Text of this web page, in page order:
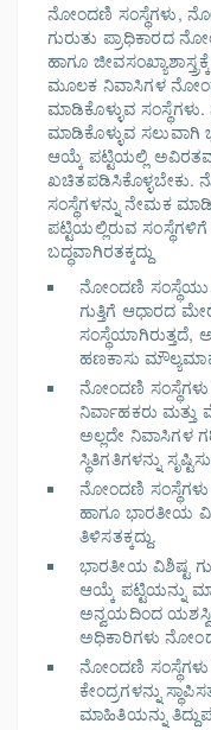
ನೋಂದಣಿ ಸಂಸ್ಥೆಗಳು,
ಗುರುತು ಪ್ರಾಧಿಕಾರದ
ಹಾಗೂ
ಮೂಲಕ ನಿವಾಸಿಗಳ
ಮಾಡಿಕೊಳ್ಳುವ
ಮಾಡಿಕೊಳ್ಳುವ ಸಲುವಾಗಿ
ಆಯ್ಕೆ ಪಟ್ಟಿಯಲ್ಲಿ
ಖಚಿತಪಡಿಸಿಕೊಳ್ಳಬೇಕು.
ಸಂಸ್ಥೆಗಳನ್ನು ನೇಮಕ
ಪಟ್ಟಿಯಲ್ಲಿರುವ
ಬದ್ಧವಾಗಿರತಕ್ಕದ್ದು
ನೋಂದಣಿ
ಗುತ್ತಿಗೆ ಆಧಾರದ
ಸಂಸ್ಥೆಯಾಗಿರುತ್ತದೆ,
ಹಣಕಾಸು
ನೋಂದಣಿ ಸಂಸ್ಥೆಗಳು
ನಿರ್ವಾಹಕರು ಮತ್ತು
ಅಲ್ಲದೇ ನಿವಾಸಿಗಳ
ಸ್ಥಿತಿಗತಿಗಳನ್ನು
ನೋಂದಣಿ
ಹಾಗೂ ಭಾರತೀಯ
ತಿಳಿಸತಕ್ಕದ್ದು.
ಭಾರತೀಯ ವಿಶಿಷ್ಟ
ಆಯ್ಕೆ ಪಟ್ಟಿಯನ್ನು
ಅನ್ವಯದಿಂದ
ಅಧಿಕಾರಿಗಳು
ನೋಂದಣಿ
ಕೇಂದ್ರಗಳನ್ನು
ಮಾಹಿತಿಯನ್ನು